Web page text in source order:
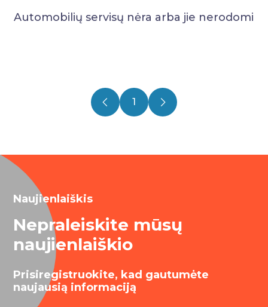
Automobilių servisų nėra arba jie nerodomi
1
Naujienlaiškis
Nepraleiskite mūsų
naujienlaiškio
Prisiregistruokite, kad gautumėte
naujausią informaciją